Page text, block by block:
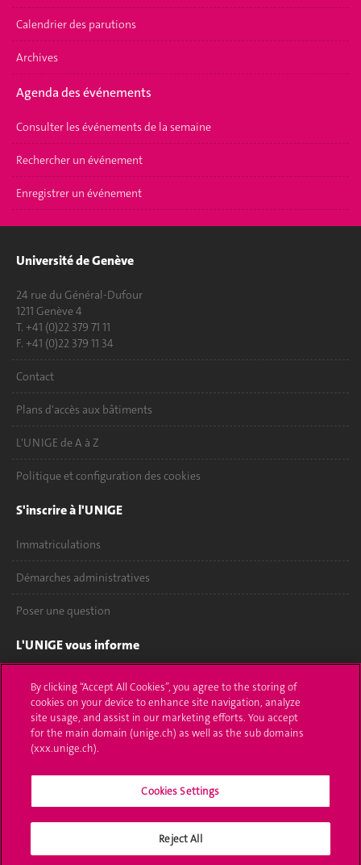
Calendrier des parutions
Archives
Agenda des événements
Consulter les événements de la semaine
Rechercher un événement
Enregistrer un événement
Université de Genève
24 rue du Général-Dufour
1211 Genève 4
T. +41 (0)22 379 71 11
F. +41 (0)22 379 11 34
Contact
Plans d'accès aux bâtiments
L'UNIGE de A à Z
Politique et configuration des cookies
S'inscrire à l'UNIGE
Immatriculations
Démarches administratives
Poser une question
L'UNIGE vous informe
UNIGE Mobile
Médias
Offres d'emploi
Bibliothèque
Calendrier académique
By clicking “Accept All Cookies”, you agree to the storing of
cookies on your device to enhance site navigation, analyze
site usage, and assist in our marketing efforts. You accept
for the main domain (unige.ch) as well as the sub domains
(xxx.unige.ch).
Cookies Settings
Reject All